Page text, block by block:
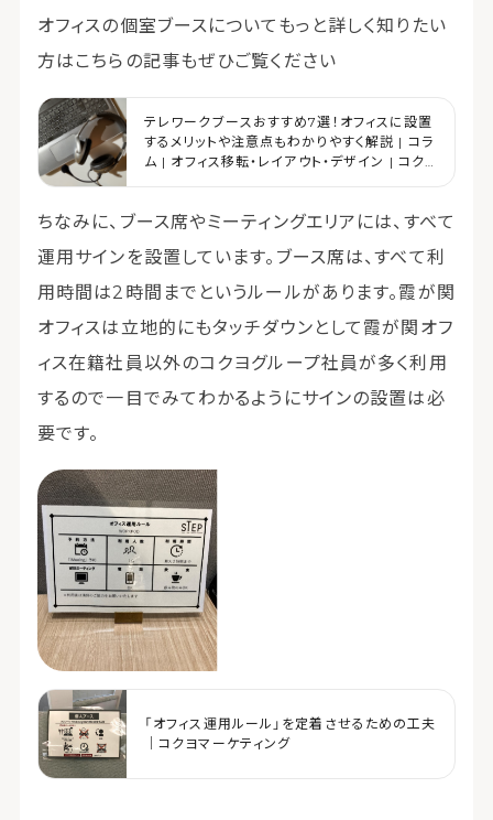
オフィスの個室ブースについてもっと詳しく知りたい
方はこちらの記事もぜひご覧ください
テレワークブースおすすめ7選！オフィスに設置
するメリットや注意点もわかりやすく解説 | コラ
ム | オフィス移転・レイアウト・デザイン | コク
ちなみに、ブース席やミーティングエリアには、すべて
運用サインを設置しています。ブース席は、すべて利
用時間は2時間までというルールがあります。霞が関
オフィスは立地的にもタッチダウンとして霞が関オフ
ィス在籍社員以外のコクヨグループ社員が多く利用
するので一目でみてわかるようにサインの設置は必
要です。
「オフィス運用ルール」を定着させるための工夫
｜コクヨマーケティング